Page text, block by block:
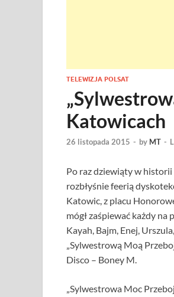
TELEWIZJA POLSAT
Katowicach
26 listopada 2015 - by MT -
Po raz dziewiąty w
rozbłyśnie feerią
Katowic, z placu
mógł zaśpiewać każdy
Kayah, Bajm, Enej,
„Sylwestrową Moą
Disco – Boney M.
„Sylwestrowa Moc